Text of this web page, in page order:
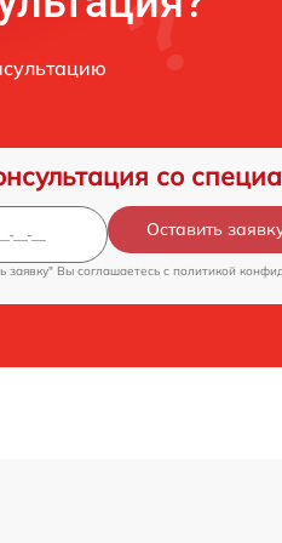
со
Оставить
заявку" Вы соглашаетесь c политикой